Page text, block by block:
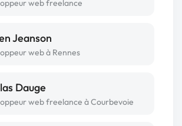
web freelance
Jeanson
web à Rennes
Dauge
web freelance à Courbevoie